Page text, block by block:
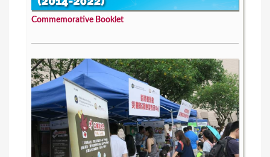
Commemorative Booklet